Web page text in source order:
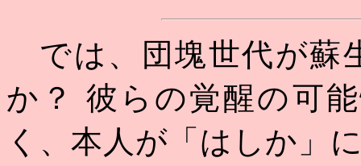
では、団塊世代が蘇
か？
彼らの覚醒の可
く、本人が「はしか」